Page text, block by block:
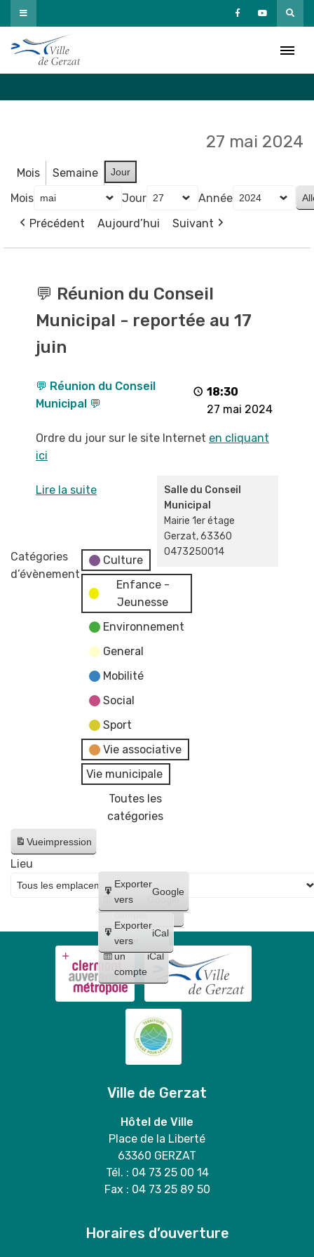
Passer
au
contenu
27 mai 2024
Mois Semaine Jour
Mois Jour
Année
Précédent
Aujourd’hui Suivant
Réunion
Conseil
Municipal
💬 Réunion du Conseil
Municipal - reportée au 17
juin
18:30
27 mai 2024
💬 Réunion du Conseil
Municipal 💬
Ordre du jour sur le site Internet en cliquant
ici
Salle du Conseil
Municipal
Mairie 1er étage
Gerzat,63360
0473250014
Lire la suite
Catégories
d’évènement
Culture
Enfance -
Jeunesse
Environnement
General
Mobilité
Social
Sport
Vie associative
Vie municipale
Toutes les
catégories
Vueimpression
Créer
un
compte
Google
Créer
un
compte
iCal
Exporter
vers
Google
Exporter
vers
iCal
Lieu
Ville de Gerzat
Hôtel de Ville
Place de la Liberté
63360 GERZAT
Tél. : 04 73 25 00 14
Fax : 04 73 25 89 50
Horaires d’ouverture